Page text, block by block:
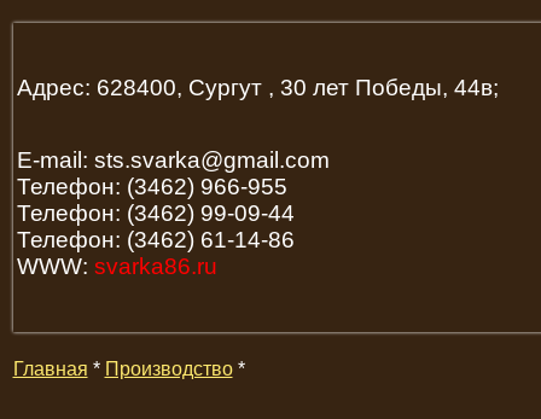
Адрес: 628400, Сургут , 30 лет Победы, 44в;
E-mail: sts.svarka@gmail.com
Телефон: (3462) 966-955
Телефон: (3462) 99-09-44
Телефон: (3462) 61-14-86
WWW: svarka86.ru
Главная * Производство*